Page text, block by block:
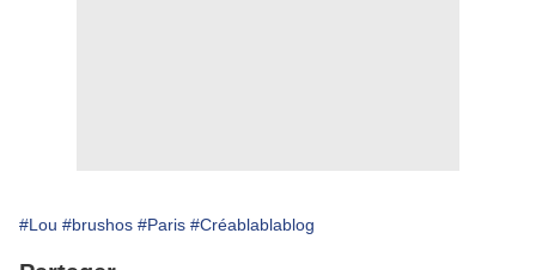
#Lou #brushos #Paris #Créablablablog